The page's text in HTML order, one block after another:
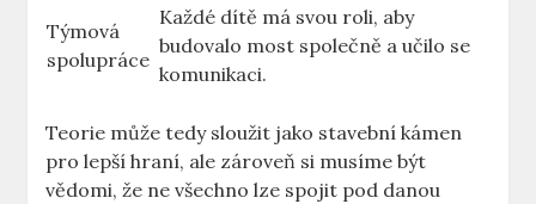
Týmová
spolupráce
Každé dítě má svou roli, aby
budovalo most společně a učilo se
komunikaci.
Teorie může tedy sloužit jako stavební kámen
pro lepší hraní, ale zároveň si musíme být
vědomi, že ne všechno lze spojit pod danou